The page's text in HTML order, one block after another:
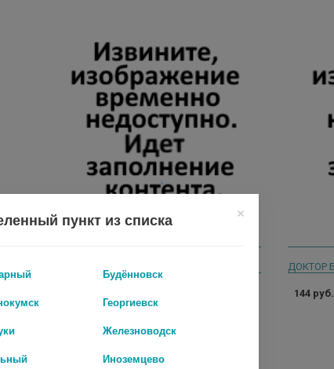
144 руб.
пункт из списка
Будённовск
Георгиевск
Железноводск
Иноземцево